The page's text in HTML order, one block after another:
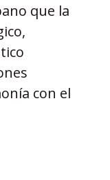
que la
con el